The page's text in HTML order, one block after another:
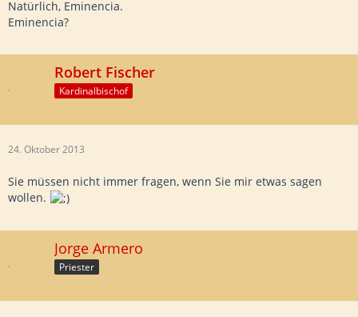
Natürlich, Eminencia.
Eminencia?
Robert Fischer
Kardinalbischof
24. Oktober 2013
Sie müssen nicht immer fragen, wenn Sie mir etwas sagen
wollen.
Jorge Armero
Priester